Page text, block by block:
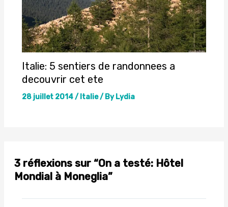
Italie: 5 sentiers de randonnees a
decouvrir cet ete
28 juillet 2014/ Italie/ ByLydia
3 réflexions sur “On a testé: Hôtel
Mondial à Moneglia”